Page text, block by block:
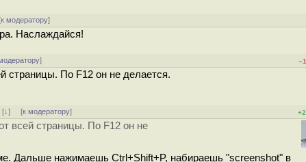
к модератору]
Наслаждайся!
] –1
страницы. По F12 он не делается.
[↓] [к модератору] +2
всей страницы. По F12 он не
Дальше нажимаешь Ctrl+Shift+P, набираешь "screenshot" в